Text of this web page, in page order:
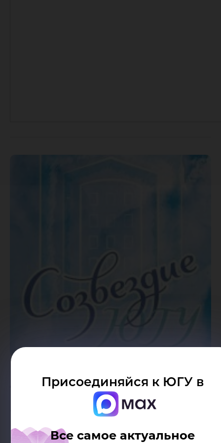
Присоединяйся к ЮГУ в
Все самое актуальное
Дата публикации: 02.07.2019
государственного университета